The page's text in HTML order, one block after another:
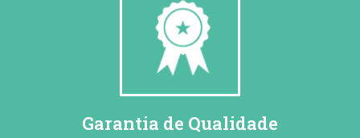
Garantia de Qualidade